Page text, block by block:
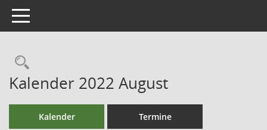
Toggle navigation
Kalender 2022 August
Kalender Termine